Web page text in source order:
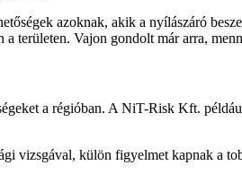
azoknak, akik a nyílászáró
területen. Vajon gondolt már arra,
a régióban. A NiT-Risk Kft.
vizsgával, külön figyelmet kapnak a